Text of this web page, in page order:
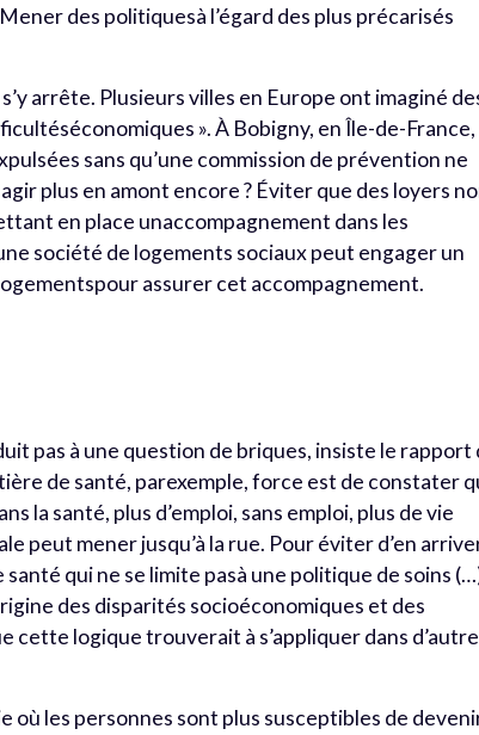
des politiquesà l’égard des plus précarisés
arrête. Plusieurs villes en Europe ont imaginé
». À Bobigny, en Île-de-France,
sans qu’une commission de prévention ne
plus en amont encore ? Éviter que des loyers
en place unaccompagnement dans les
société de logements sociaux peut engager un
assurer cet accompagnement.
pas à une question de briques, insiste le rapport
de santé, parexemple, force est de constater
la santé, plus d’emploi, sans emploi, plus de vie
peut mener jusqu’à la rue. Pour éviter d’en
qui ne se limite pasà une politique de soins
des disparités socioéconomiques et des
cette logique trouverait à s’appliquer dans
où les personnes sont plus susceptibles de